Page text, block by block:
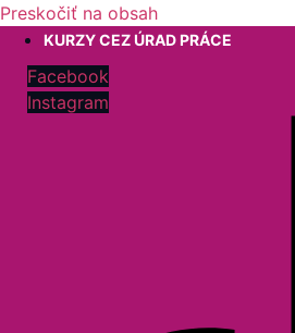
Preskočiť na obsah
KURZY CEZ ÚRAD PRÁCE
Facebook
Instagram